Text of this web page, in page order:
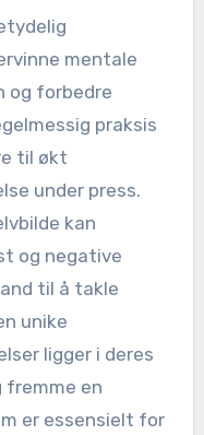
mentale
og forbedre
praksis
til økt
under press.
kan
og negative
til å takle
unike
ligger i deres
fremme en
er essensielt for